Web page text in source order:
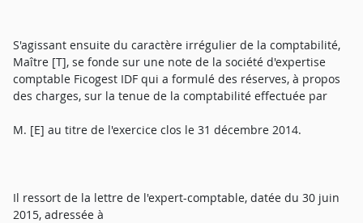
S'agissant ensuite du caractère irrégulier de la comptabilité,
Maître [T], se fonde sur une note de la société d'expertise
comptable Ficogest IDF qui a formulé des réserves, à propos
des charges, sur la tenue de la comptabilité effectuée par
M. [E] au titre de l'exercice clos le 31 décembre 2014.
Il ressort de la lettre de l'expert-comptable, datée du 30 juin
2015, adressée à